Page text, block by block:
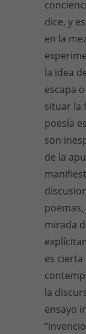
dice, y
en la
la idea
escapa
situar la
poesía
son
de la
mirada
es
la
ensayo